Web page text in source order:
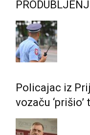
Policajac iz
vozaču ‘prišio’